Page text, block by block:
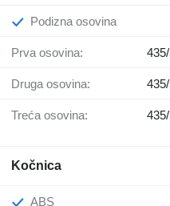
Podizna osovina
Prva osovina:
Druga osovina:
Treća osovina:
Kočnica
ABS